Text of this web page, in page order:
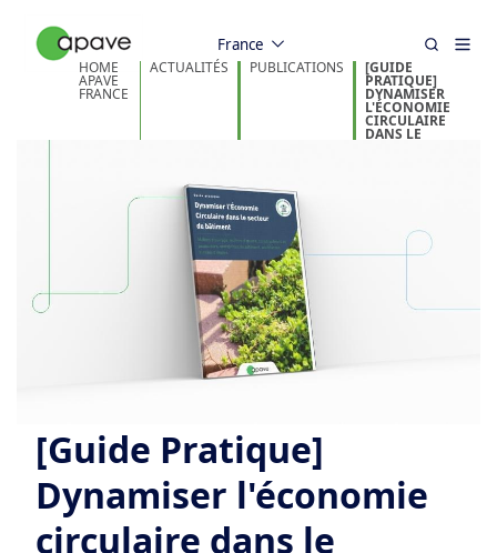
France
HOME
APAVE
FRANCE
ACTUALITÉS PUBLICATIONS [GUIDE
PRATIQUE]
DYNAMISER
L'ÉCONOMIE
CIRCULAIRE
DANS LE
[Guide Pratique]
Dynamiser l'économie
circulaire dans le